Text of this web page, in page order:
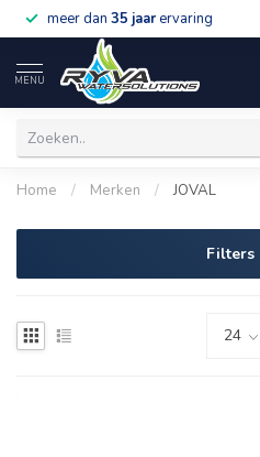
meer dan 35 jaarervaring
MENU
Home / Merken / JOVAL
Filters